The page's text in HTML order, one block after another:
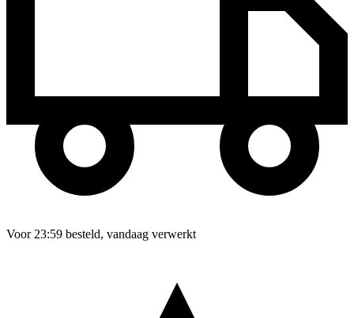
Voor 23:59 besteld, vandaag verwerkt